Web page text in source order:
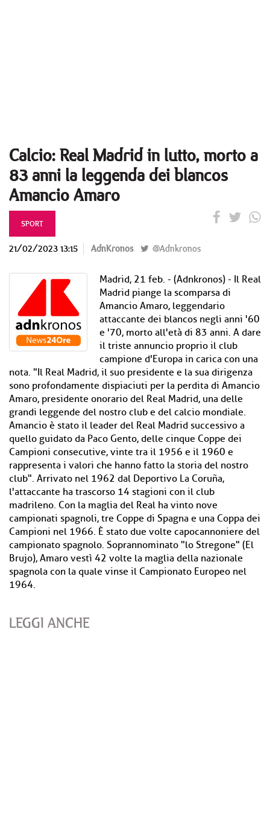
Calcio: Real Madrid in lutto, morto a
83 anni la leggenda dei blancos
Amancio Amaro
SPORT
21/02/2023 13:15 AdnKronos @Adnkronos
Madrid, 21 feb. - (Adnkronos) - Il Real
Madrid piange la scomparsa di
Amancio Amaro, leggendario
attaccante dei blancos negli anni '60
e '70, morto all'età di 83 anni. A dare
il triste annuncio proprio il club
campione d'Europa in carica con una
nota. "Il Real Madrid, il suo presidente e la sua dirigenza
sono profondamente dispiaciuti per la perdita di Amancio
Amaro, presidente onorario del Real Madrid, una delle
grandi leggende del nostro club e del calcio mondiale.
Amancio è stato il leader del Real Madrid successivo a
quello guidato da Paco Gento, delle cinque Coppe dei
Campioni consecutive, vinte tra il 1956 e il 1960 e
rappresenta i valori che hanno fatto la storia del nostro
club". Arrivato nel 1962 dal Deportivo La Coruña,
l'attaccante ha trascorso 14 stagioni con il club
madrileno. Con la maglia del Real ha vinto nove
campionati spagnoli, tre Coppe di Spagna e una Coppa dei
Campioni nel 1966. È stato due volte capocannoniere del
campionato spagnolo. Soprannominato "lo Stregone" (El
Brujo), Amaro vestì 42 volte la maglia della nazionale
spagnola con la quale vinse il Campionato Europeo nel
1964.
LEGGI ANCHE